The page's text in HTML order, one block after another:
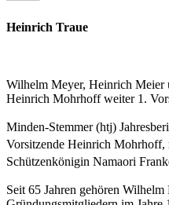
Heinrich Traue
Wilhelm Meyer, Heinrich Meier
Heinrich Mohrhoff weiter 1.
Minden-Stemmer (htj)
Vorsitzende Heinrich Mohrhoff,
Schützenkönigin Namaori
Seit 65 Jahren gehören